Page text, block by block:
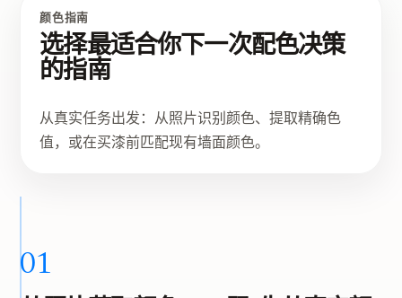
颜色指南
选择最适合你下一次配色决策
的指南
从真实任务出发：从照片识别颜色、提取精确色
值，或在买漆前匹配现有墙面颜色。
01